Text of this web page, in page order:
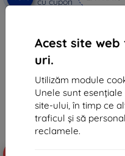
Acest site web
uri.
Utilizăm module
Unele sunt
site-ului, în timp ce
traficul și să
reclamele.
6S/Fenix 5S/mk3/mk3i/
2S, roz (05908047991303)
În stoc > 5 buc